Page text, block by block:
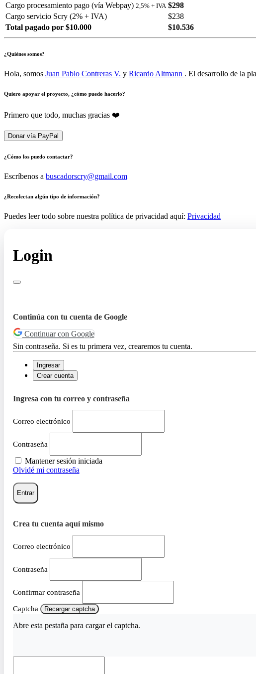
Cargo procesamiento pago (vía Webpay) 2,5% + IVA $298
Cargo servicio Scry (2% + IVA)
$238
Total pagado por $10.000
$10.536
¿Quiénes somos?
Hola, somos Juan Pablo Contreras V. y Ricardo Altmann . El desarrollo de la
Quiero apoyar el proyecto, ¿cómo puedo hacerlo?
Primero que todo, muchas gracias ❤️
Donar vía PayPal
¿Cómo los puedo contactar?
Escríbenos a buscadorscry@gmail.com
¿Recolectan algún tipo de información?
Puedes leer todo sobre nuestra política de privacidad aquí: Privacidad
Login
Continúa con tu cuenta de Google
Continuar con Google
Sin contraseña. Si es tu primera vez, crearemos tu cuenta.
Ingresar
Crear cuenta
Ingresa con tu correo y contraseña
Correo electrónico
Contraseña
Mantener sesión iniciada
Olvidé mi contraseña
Entrar
Crea tu cuenta aquí mismo
Correo electrónico
Contraseña
Confirmar contraseña
Captcha Recargar captcha
Abre esta pestaña para cargar el captcha.